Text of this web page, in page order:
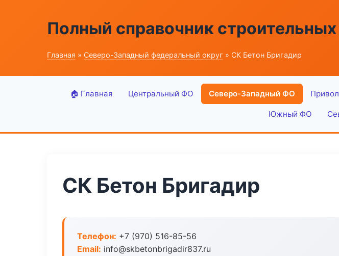
Полный справочник
Главная » Северо-Западный федеральный округ » СК Бетон Бригадир
🏠 Главная Центральный ФО Северо-Западный ФО
Южный ФО
СК Бетон Бригадир
Телефон: +7 (970) 516-85-56
Email: info@skbetonbrigadir837.ru